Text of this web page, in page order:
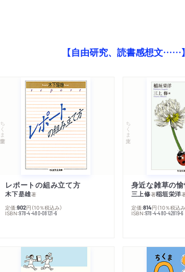
【自由研究、読書感想文……
ちくま学芸文庫
レポートの組み立て方
木下是雄著
定価:902円 （10％税込み）
ISBN:978-4-480-08121-6
ちくま文庫
身近な雑草の
三上修著稲垣栄洋
定価:814円 （10％税込み
ISBN:978-4-480-42819-6